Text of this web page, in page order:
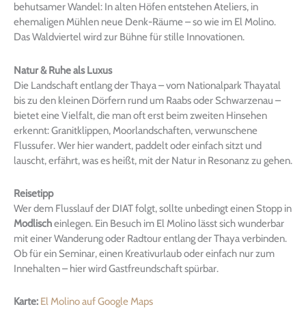
behutsamer Wandel: In alten Höfen entstehen Ateliers, in
ehemaligen Mühlen neue Denk-Räume – so wie im El Molino.
Das Waldviertel wird zur Bühne für stille Innovationen.
Natur & Ruhe als Luxus
Die Landschaft entlang der Thaya – vom Nationalpark Thayatal
bis zu den kleinen Dörfern rund um Raabs oder Schwarzenau –
bietet eine Vielfalt, die man oft erst beim zweiten Hinsehen
erkennt: Granitklippen, Moorlandschaften, verwunschene
Flussufer. Wer hier wandert, paddelt oder einfach sitzt und
lauscht, erfährt, was es heißt, mit der Natur in Resonanz zu gehen.
Reisetipp
Wer dem Flusslauf der DIAT folgt, sollte unbedingt einen Stopp in
Modlischeinlegen. Ein Besuch im El Molino lässt sich wunderbar
mit einer Wanderung oder Radtour entlang der Thaya verbinden.
Ob für ein Seminar, einen Kreativurlaub oder einfach nur zum
Innehalten – hier wird Gastfreundschaft spürbar.
Karte: El Molino auf Google Maps